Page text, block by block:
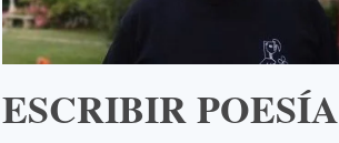
ESCRIBIR POESÍA